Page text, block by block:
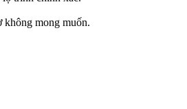
không mong muốn.